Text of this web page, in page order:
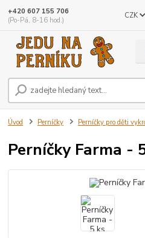
CZK
+420 607 155 706
(Po-Pá, 8-16 hod.)
Úvod Perníčky Perníčky pro děti
Perníčky Farma -